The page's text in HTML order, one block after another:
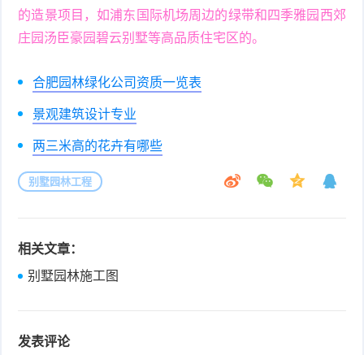
的造景项目，如浦东国际机场周边的绿带和四季雅园西郊
庄园汤臣豪园碧云别墅等高品质住宅区的。
合肥园林绿化公司资质一览表
景观建筑设计专业
两三米高的花卉有哪些
别墅园林工程
相关文章：
别墅园林施工图
发表评论